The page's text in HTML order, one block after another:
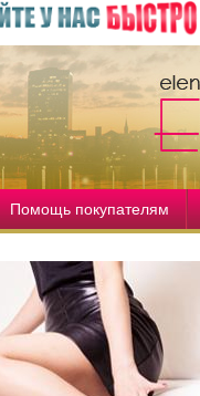
Помощь покупателям